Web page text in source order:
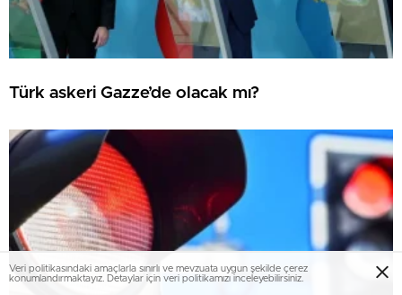
Türk askeri Gazze’de olacak mı?
Veri politikasındaki amaçlarla sınırlı ve mevzuata uygun şekilde çerez
konumlandırmaktayız. Detaylar için veri politikamızı inceleyebilirsiniz.